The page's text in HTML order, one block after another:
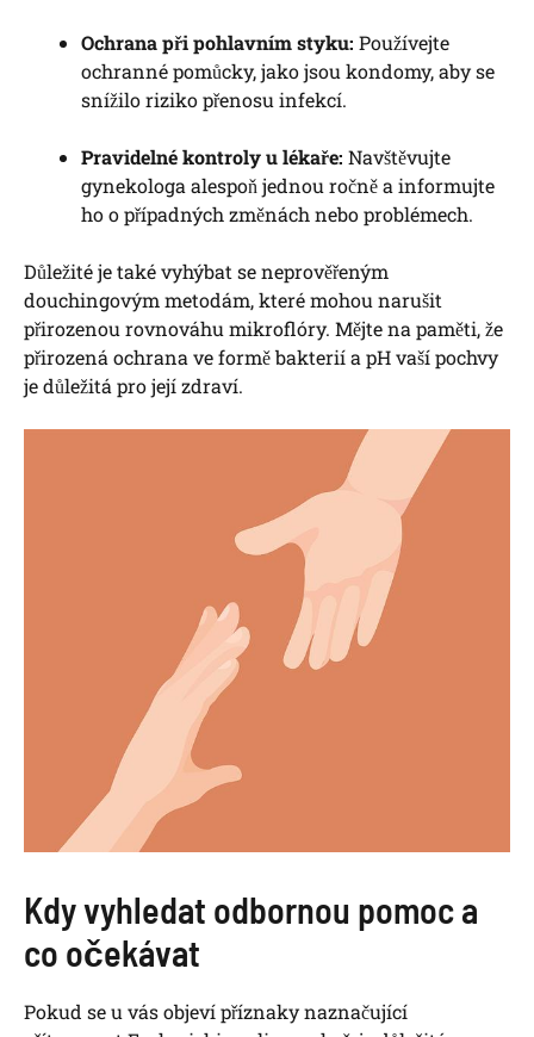
Ochrana při pohlavním styku: Používejte
ochranné pomůcky, jako jsou kondomy, aby se
snížilo riziko přenosu infekcí.
Pravidelné kontroly u lékaře: Navštěvujte
gynekologa alespoň jednou ročně a informujte
ho o případných změnách nebo problémech.
Důležité je také vyhýbat se neprověřeným
douchingovým metodám, které mohou narušit
přirozenou rovnováhu mikroflóry. Mějte na paměti, že
přirozená ochrana ve formě bakterií a pH vaší pochvy
je důležitá pro její zdraví.
Kdy vyhledat odbornou pomoc a
co očekávat
Pokud se u vás objeví příznaky naznačující